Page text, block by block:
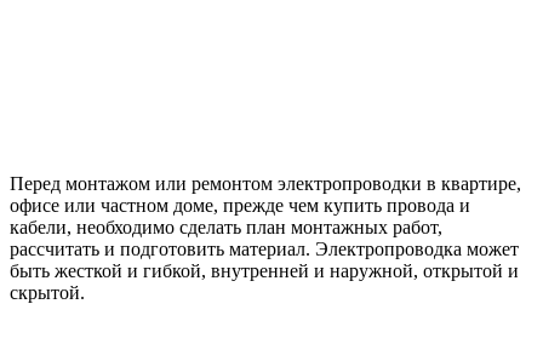
Перед монтажом или ремонтом электропроводки в квартире,
офисе или частном доме, прежде чем купить провода и
кабели, необходимо сделать план монтажных работ,
рассчитать и подготовить материал. Электропроводка может
быть жесткой и гибкой, внутренней и наружной, открытой и
скрытой.